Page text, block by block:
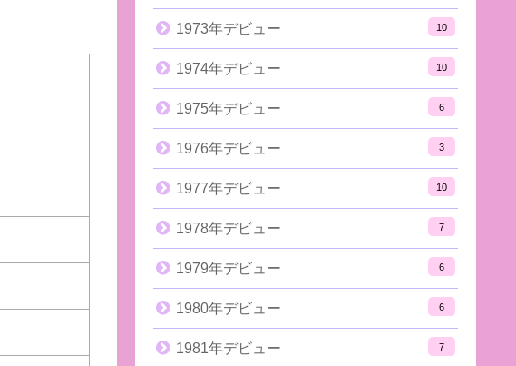
1973年デビュー 10
1974年デビュー 10
1975年デビュー 6
1976年デビュー 3
1977年デビュー 10
1978年デビュー 7
1979年デビュー 6
1980年デビュー 6
1981年デビュー 7